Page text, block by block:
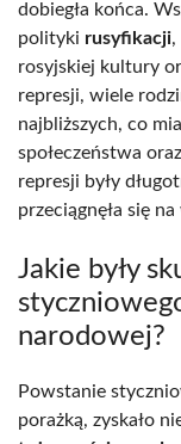
dobiegła końca.
polityki rusyfikacji,
rosyjskiej kultury
represji, wiele
najbliższych, co
społeczeństwa
represji były
przeciągnęła się
Jakie były
narodowej?
Powstanie
porażką, zyskało